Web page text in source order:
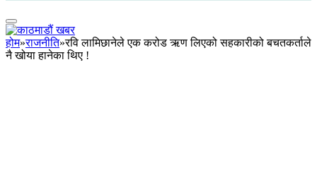
होम»राजनीति»रवि लामिछानेले एक करोड ऋण लिएको सहकारीको बचतकर्ताले
नै खोया हानेका थिए !